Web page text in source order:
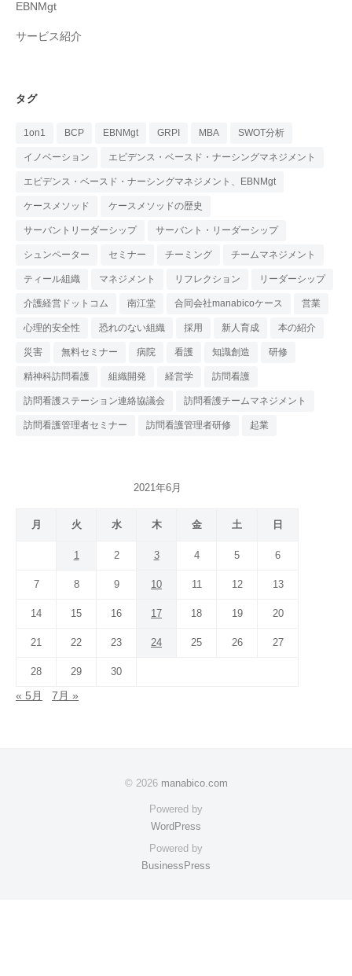
EBNMgt
サービス紹介
タグ
1on1 BCP EBNMgt GRPI MBA SWOT分析
イノベーション エビデンス・ベースド・ナーシングマネジメント
エビデンス・ベースド・ナーシングマネジメント、EBNMgt
ケースメソッド ケースメソッドの歴史
サーバントリーダーシップ サーバント・リーダーシップ
シュンペーター セミナー チーミング チームマネジメント
ティール組織 マネジメント リフレクション リーダーシップ
介護経営ドットコム 南江堂 合同会社manabicoケース 営業
心理的安全性 恐れのない組織 採用 新人育成 本の紹介
災害 無料セミナー 病院 看護 知識創造 研修
精神科訪問看護 組織開発 経営学 訪問看護
訪問看護ステーション連絡協議会 訪問看護チームマネジメント
訪問看護管理者セミナー 訪問看護管理者研修 起業
2021年6月
月 火 水 木 金 土 日
1 2 3 4 5 6
7 8 9 10 11 12 13
14 15 16 17 18 19 20
21 22 23 24 25 26 27
28 29 30
« 5月 7月 »
© 2026 manabico.com
Powered by
WordPress
Powered by
BusinessPress